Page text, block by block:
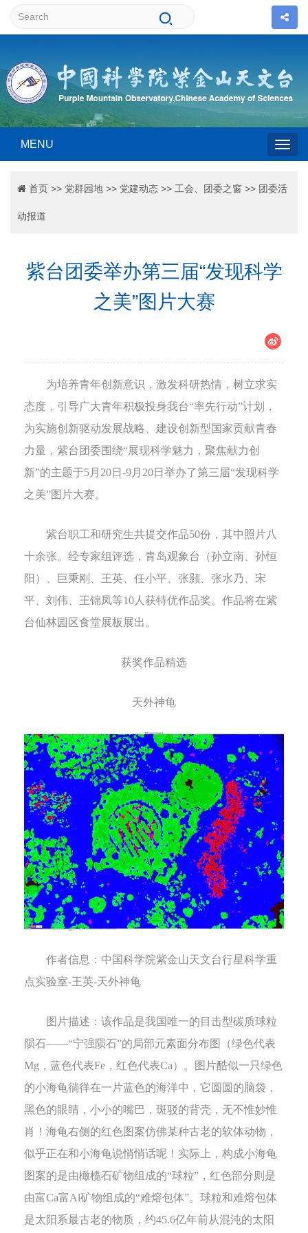
MENU
首页 >> 党群园地 >> 党建动态 >> 工会、团委之窗 >> 团委活
动报道
紫台团委举办第三届“发现科学
之美”图片大赛
为培养青年创新意识，激发科研热情，树立求实
态度，引导广大青年积极投身我台“率先行动”计划，
为实施创新驱动发展战略、建设创新型国家贡献青春
力量， 紫台团委围绕“展现科学魅力，聚焦献力创
新”的主题于5月 20日 -9月 20日举办了第三届“发现科学
之美”图片大赛。
紫台职工和研究生共提交作品50份，其中照片八
十余张。经专家组评选，青岛观象台（孙立南、孙恒
阳）、巨秉刚、王英、任小平、张颢、张水乃、宋
平、刘伟、王锦凤等10 人获特优作品奖。作品将在紫
台仙林园区食堂展板展出。
获奖作品精选
天外神龟
作者信息： 中国科学院紫金山天文台行星科学重
点实验室-王英-天外神龟
图片描述： 该作品是我国唯一的目击型碳质球粒
陨石——“宁强陨石”的局部元素面分布图（绿色代表
Mg ，蓝色代表Fe ，红色代表Ca）。图片酷似一只绿色
的小海龟徜徉在一片蓝色的海洋中，它圆圆的脑袋，
黑色的眼睛，小小的嘴巴，斑驳的背壳，无不惟妙惟
肖！海龟右侧的红色图案仿佛某种古老的软体动物，
似乎正在和小海龟说悄悄话呢！实际上，构成小海龟
图案的是由橄榄石矿物组成的“球粒”，红色部分则是
由富Ca富Al矿物组成的“难熔包体”。球粒和难熔包体
是太阳系最古老的物质，约45.6亿年前从混沌的太阳